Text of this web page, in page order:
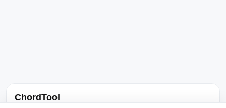
ChordTool